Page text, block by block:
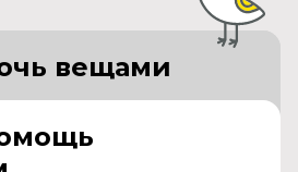
вещами